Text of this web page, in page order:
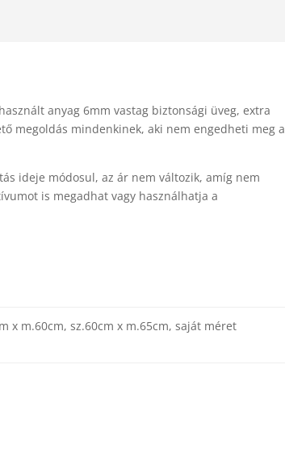
anyag 6mm vastag biztonsági üveg, extra
megoldás mindenkinek, aki nem engedheti meg a
ideje módosul, az ár nem változik, amíg nem
is megadhat vagy használhatja a
x m.60cm, sz.60cm x m.65cm, saját méret